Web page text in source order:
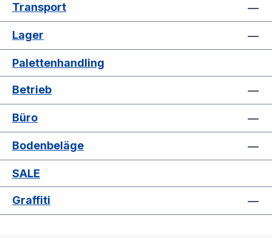
Transport
Lager
Palettenhandling
Betrieb
Büro
Bodenbeläge
SALE
Graffiti